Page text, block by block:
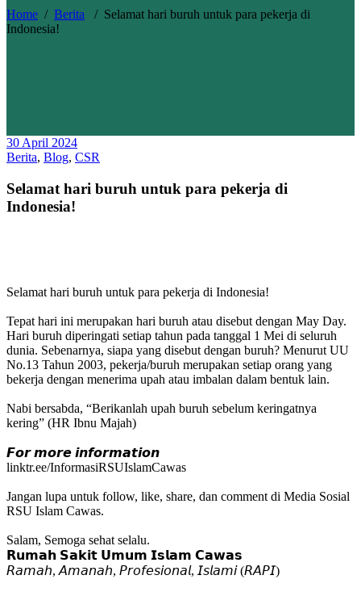
Home / Berita / Selamat hari buruh untuk para pekerja di
Indonesia!
30 April 2024
Berita, Blog, CSR
Selamat hari buruh untuk para pekerja di
Indonesia!
Selamat hari buruh untuk para pekerja di Indonesia!
Tepat hari ini merupakan hari buruh atau disebut dengan May Day.
Hari buruh diperingati setiap tahun pada tanggal 1 Mei di seluruh
dunia. Sebenarnya, siapa yang disebut dengan buruh? Menurut UU
No.13 Tahun 2003, pekerja/buruh merupakan setiap orang yang
bekerja dengan menerima upah atau imbalan dalam bentuk lain.
Nabi bersabda, “Berikanlah upah buruh sebelum keringatnya
kering” (HR Ibnu Majah)
𝙁𝙤𝙧 𝙢𝙤𝙧𝙚 𝙞𝙣𝙛𝙤𝙧𝙢𝙖𝙩𝙞𝙤𝙣
linktr.ee/InformasiRSUIslamCawas
Jangan lupa untuk follow, like, share, dan comment di Media Sosial
RSU Islam Cawas.
Salam, Semoga sehat selalu.
𝗥𝘂𝗺𝗮𝗵 𝗦𝗮𝗸𝗶𝘁 𝗨𝗺𝘂𝗺 𝗜𝘀𝗹𝗮𝗺 𝗖𝗮𝘄𝗮𝘀
𝘙𝘢𝘮𝘢𝘩, 𝘈𝘮𝘢𝘯𝘢𝘩, 𝘗𝘳𝘰𝘧𝘦𝘴𝘪𝘰𝘯𝘢𝘭, 𝘐𝘴𝘭𝘢𝘮𝘪 (𝘙𝘈𝘗𝘐)